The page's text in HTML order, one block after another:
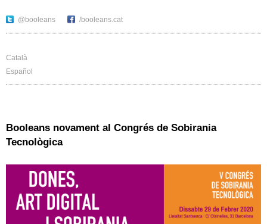
@booleans /booleans.cat
Català
Español
Booleans novament al Congrés de Sobirania
Tecnològica